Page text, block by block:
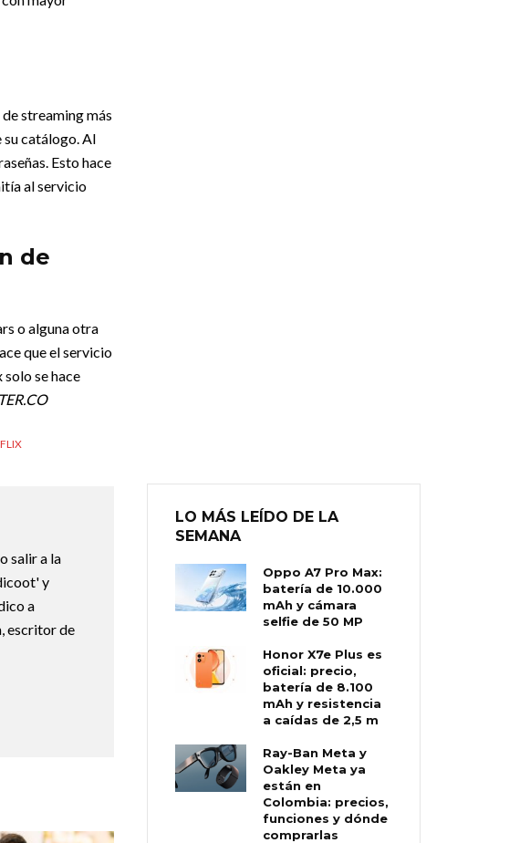
streaming más
su catálogo.Al
Esto hace
al servicio
de
o alguna otra
que el servicio
se hace
salir a la
y
a
escritor de
LO MÁS LEÍDO DE LA
SEMANA
Oppo A7 Pro Max:
batería de 10.000
mAh y cámara
selfie de 50 MP
Honor X7e Plus es
oficial: precio,
batería de 8.100
mAh y resistencia
a caídas de 2,5 m
Ray-Ban Meta y
Oakley Meta ya
están en
Colombia: precios,
funciones y dónde
comprarlas